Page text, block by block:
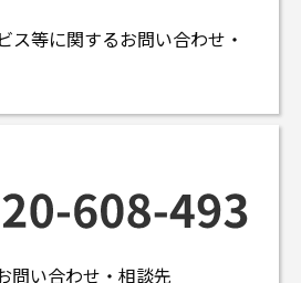
ス等に関するお問い合わせ・
問い合わせ・相談先